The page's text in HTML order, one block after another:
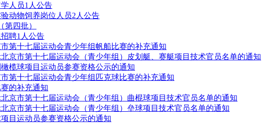
人员1人公告
动物饲养岗位人员2人公告
四批）
聘1人公告
第十七届运动会青少年组帆船比赛的补充通知
京市第十七届运动会（青少年组）皮划艇、赛艇项目技术官员名单的通知
榄球项目运动员参赛资格公示的通知
第十七届运动会青少年组匹克球比赛的补充通知
的补充通知
京市第十七届运动会（青少年组）曲棍球项目技术官员名单的通知
京市第十七届运动会（青少年组）垒球项目技术官员名单的通知
目运动员参赛资格公示的通知